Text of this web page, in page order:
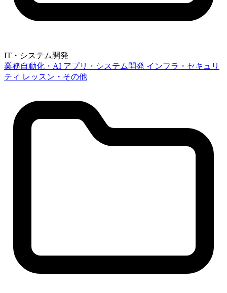
IT・システム開発
業務自動化・AI アプリ・システム開発 インフラ・セキュリ
ティ レッスン・その他